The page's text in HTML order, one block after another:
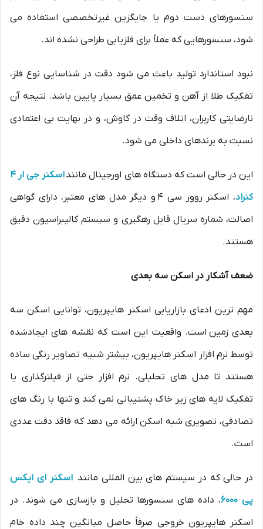
سنسورهای دست دوم یا جایگزین غیرتخصصی استفاده می
شود، سنسورهایی که عملاً برای فلزیابی طراحی نشده اند.
نبود استاندارد تولید باعث می شود دقت در شناسایی نوع فلز،
تفکیک طلا از آهن و تخمین عمق بسیار پایین باشد. نتیجه آن
نارضایتی کاربران، اتلاف وقت در کاوش، و در نهایت بی اعتمادی
نسبت به برندهای داخلی می شود.
این در حالی است که دستگاه های اورجینال مانند
اسکنر جی ار 4
کنراد
، اسکنر روور سی 4 و دیگر مدل های معتبر، دارای گواهی
اصالت، شماره سریال قابل رهگیری و سیستم کالیبراسیون دقیق
هستند.
ضعف آشکار در اسکن سه بعدی
مهم ترین ادعای بازاریابی اسکنر هایپریون، توانایی اسکن سه
بعدی زمین است. واقعیت این است که نقشه های ایجادشده
توسط نرم افزار اسکنر هایپریون، بیشتر شبیه تصاویر رنگی ساده
هستند تا مدل های تحلیلی. نرم افزار حتی از فیلترگذاری یا
تفکیک لایه های زیر خاک پشتیبانی نمی کند و تنها با رنگ های
تصادفی، تصویری شبه اسکن ارائه می دهد که فاقد دقت عددی
است.
در حالی که در سیستم های بین المللی مانند اسکنر ای ایکس
پی 6000
، داده های سنسورها تحلیل و بازسازی می شوند. در
اسکنر هایپریون خروجی صرفاً حاصل میانگین چند داده خام